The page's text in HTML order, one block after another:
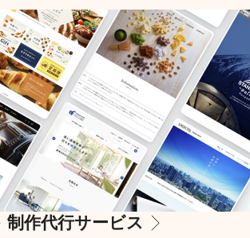
制作代行サービス